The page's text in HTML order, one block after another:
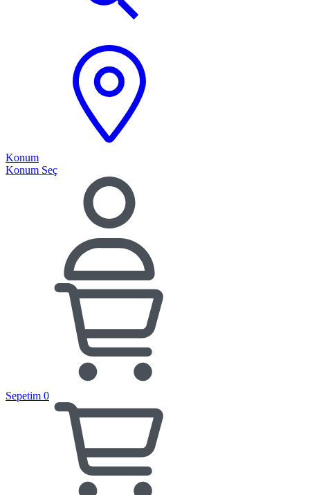
Konum
Konum Seç
Sepetim 0